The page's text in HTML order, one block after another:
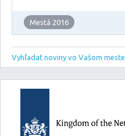
Mestá 2016
Vyhľadať noviny vo Vašom meste